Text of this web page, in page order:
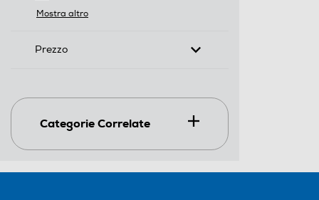
Filtra per Marca: HOOVER
Mostra altro
Prezzo
Categorie Correlate